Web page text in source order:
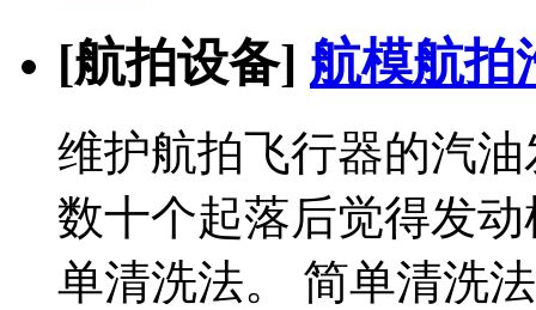
[航拍设备] 航模航拍
维护航拍飞行器的汽
数十个起落后觉得发
单清洗法。 简单清洗